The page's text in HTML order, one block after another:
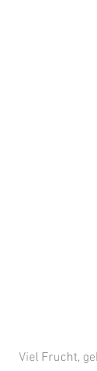
Viel Frucht,